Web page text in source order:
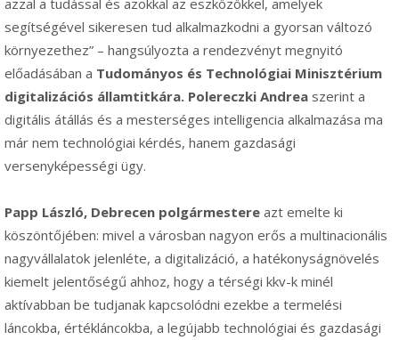
azzal a tudással és azokkal az eszközökkel, amelyek
segítségével sikeresen tud alkalmazkodni a gyorsan változó
környezethez” – hangsúlyozta a rendezvényt megnyitó
előadásában a Tudományos és Technológiai Minisztérium
digitalizációs államtitkára. Polereczki Andrea szerint a
digitális átállás és a mesterséges intelligencia alkalmazása ma
már nem technológiai kérdés, hanem gazdasági
versenyképességi ügy.
Papp László, Debrecen polgármestere azt emelte ki
köszöntőjében: mivel a városban nagyon erős a multinacionális
nagyvállalatok jelenléte, a digitalizáció, a hatékonyságnövelés
kiemelt jelentőségű ahhoz, hogy a térségi kkv-k minél
aktívabban be tudjanak kapcsolódni ezekbe a termelési
láncokba, értékláncokba, a legújabb technológiai és gazdasági